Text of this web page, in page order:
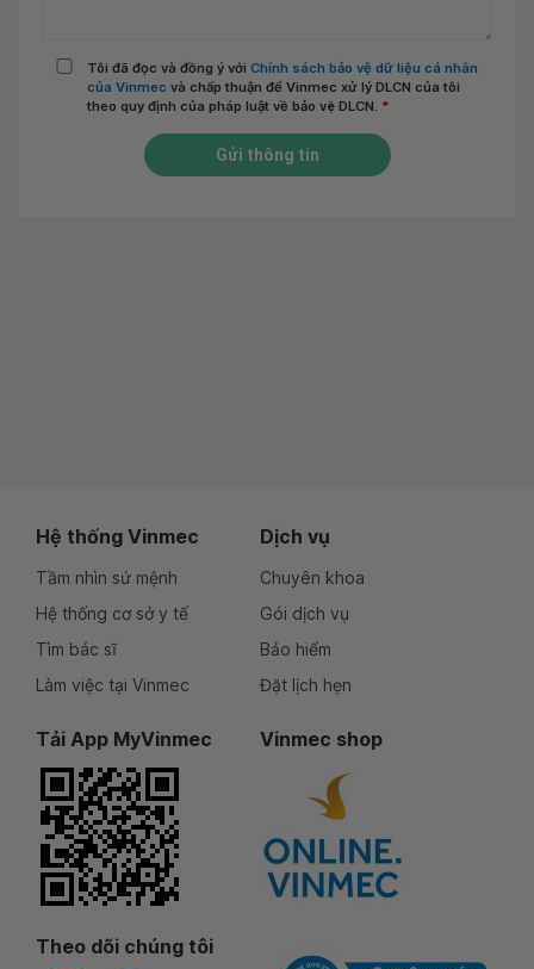
Tôi đã đọc và đồng ý với Chính sách bảo vệ dữ liệu cá nhân
của Vinmec và chấp thuận để Vinmec xử lý DLCN của tôi
theo quy định của pháp luật về bảo vệ DLCN. *
Gửi thông tin
Hệ thống Vinmec
Tầm nhìn sứ mệnh
Hệ thống cơ sở y tế
Tìm bác sĩ
Làm việc tại Vinmec
Dịch vụ
Chuyên khoa
Gói dịch vụ
Bảo hiểm
Đặt lịch hẹn
Tải App MyVinmec Vinmec shop
Theo dõi chúng tôi